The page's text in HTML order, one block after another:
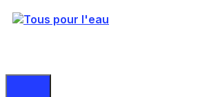
Aller
au